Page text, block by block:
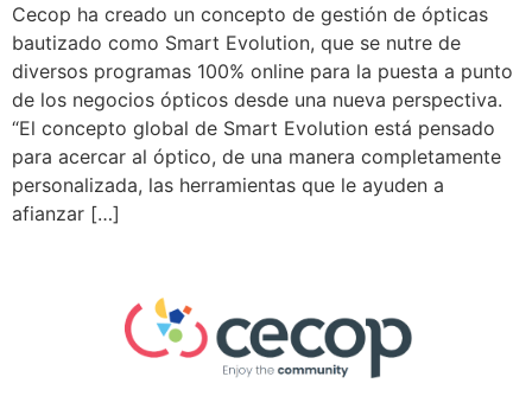
Cecop ha creado un concepto de gestión de ópticas
bautizado como Smart Evolution, que se nutre de
diversos programas 100% online para la puesta a punto
de los negocios ópticos desde una nueva perspectiva.
“El concepto global de Smart Evolution está pensado
para acercar al óptico, de una manera completamente
personalizada, las herramientas que le ayuden a
afianzar […]